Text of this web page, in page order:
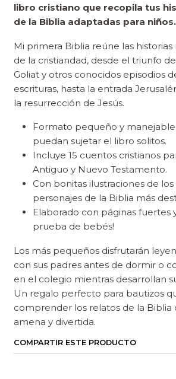
libro cristiano que recopila tus
de la Biblia adaptadas para niños.
Mi primera Biblia reúne las
de la cristiandad, desde el triunfo
Goliat y otros conocidos episodios
escrituras, hasta la entrada
la resurrección de Jesús.
Formato pequeño y
puedan sujetar el libro solitos.
Incluye 15 cuentos cristianos
Antiguo y Nuevo Testamento.
Con bonitas ilustraciones de los
personajes de la Biblia más
Elaborado con páginas fuertes
prueba de bebés!
Los más pequeños disfrutarán
con sus padres antes de dormir o
en el colegio mientras desarrollan
Un regalo perfecto para bautizos
comprender los relatos de la Biblia
amena y divertida.
COMPARTIR ESTE PRODUCTO